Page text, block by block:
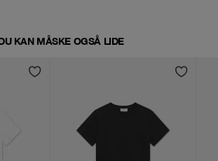
KAN MÅSKE OGSÅ LIDE